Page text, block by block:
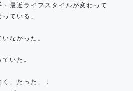
・最近ライフスタイルが変わって
ている」
なかった。
いた。
」だった」：